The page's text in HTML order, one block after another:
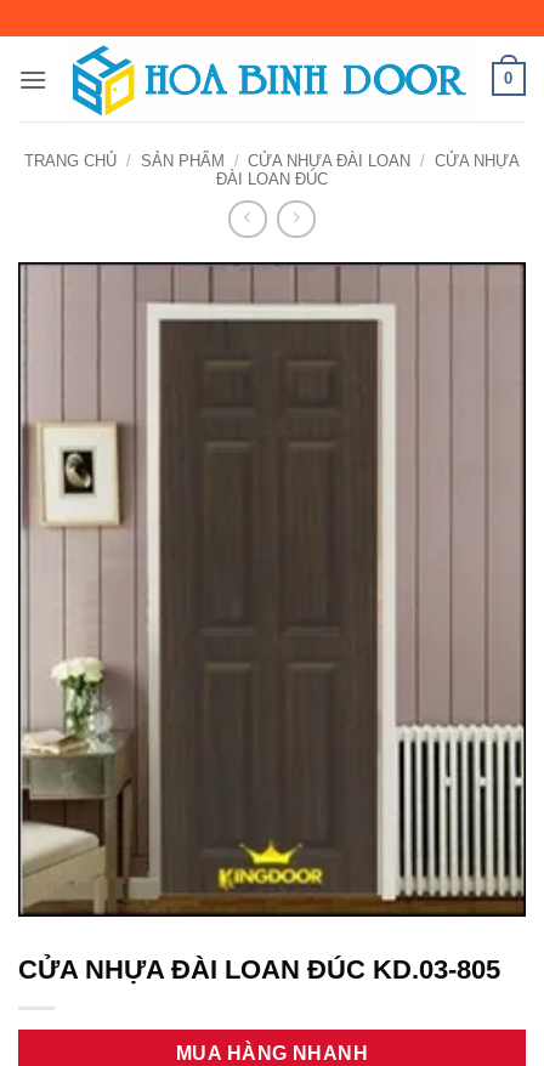
nội
0
TRANG CHỦ / SẢN PHẨM / CỬA NHỰA ĐÀI LOAN / CỬA NHỰA
ĐÀI LOAN ĐÚC
CỬA NHỰA ĐÀI LOAN ĐÚC KD.03-805
MUA HÀNG NHANH